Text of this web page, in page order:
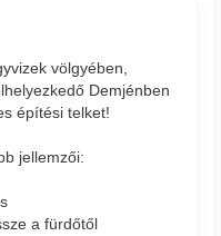
völgyében,
Demjénben
építési telket!
jellemzői:
a fürdőtől